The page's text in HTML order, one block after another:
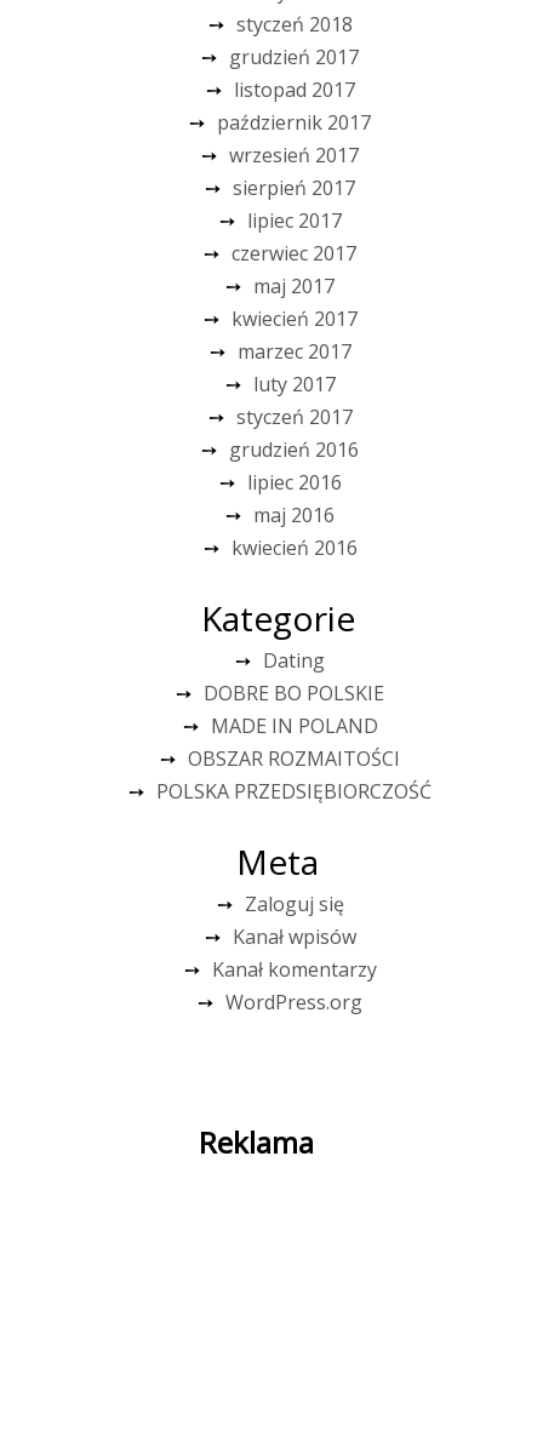
styczeń 2018
grudzień 2017
listopad 2017
październik 2017
wrzesień 2017
sierpień 2017
lipiec 2017
czerwiec 2017
maj 2017
kwiecień 2017
marzec 2017
luty 2017
styczeń 2017
grudzień 2016
lipiec 2016
maj 2016
kwiecień 2016
Kategorie
Dating
DOBRE BO POLSKIE
MADE IN POLAND
OBSZAR ROZMAITOŚCI
POLSKA PRZEDSIĘBIORCZOŚĆ
Meta
Zaloguj się
Kanał wpisów
Kanał komentarzy
WordPress.org
Reklama